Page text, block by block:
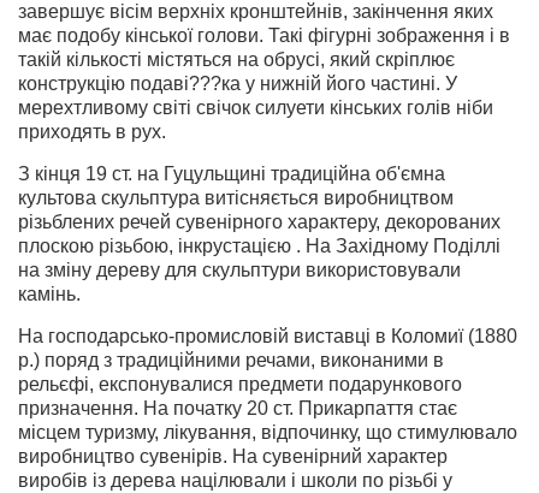
завершує вісім верхніх кронштейнів, закінчення яких
має подобу кінської голови. Такі фігурні зображення і в
такій кількості містяться на обрусі, який скріплює
конструкцію подаві???ка у нижній його частині. У
мерехтливому світі свічок силуети кінських голів ніби
приходять в рух.
З кінця 19 ст. на Гуцульщині традиційна об'ємна
культова скульптура витісняється виробництвом
різьблених речей сувенірного характеру, декорованих
плоскою різьбою, інкрустацією . На Західному Поділлі
на зміну дереву для скульптури використовували
камінь.
На господарсько-промисловій виставці в Коломиї (1880
р.) поряд з традиційними речами, виконаними в
рельєфі, експонувалися предмети подарункового
призначення. На початку 20 ст. Прикарпаття стає
місцем туризму, лікування, відпочинку, що стимулювало
виробництво сувенірів. На сувенірний характер
виробів із дерева націлювали і школи по різьбі у